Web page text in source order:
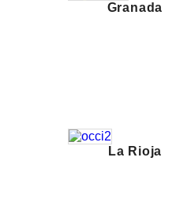
Granada
La Rioja